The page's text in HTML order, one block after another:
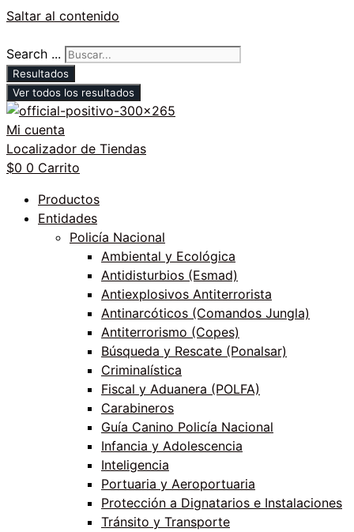
Saltar al contenido
Search ...
Resultados
Ver todos los resultados
Mi cuenta
Localizador de Tiendas
$0 0 Carrito
Productos
Entidades
Policía Nacional
Ambiental y Ecológica
Antidisturbios (Esmad)
Antiexplosivos Antiterrorista
Antinarcóticos (Comandos Jungla)
Antiterrorismo (Copes)
Búsqueda y Rescate (Ponalsar)
Criminalística
Fiscal y Aduanera (POLFA)
Carabineros
Guía Canino Policía Nacional
Infancia y Adolescencia
Inteligencia
Portuaria y Aeroportuaria
Protección a Dignatarios e Instalaciones
Tránsito y Transporte